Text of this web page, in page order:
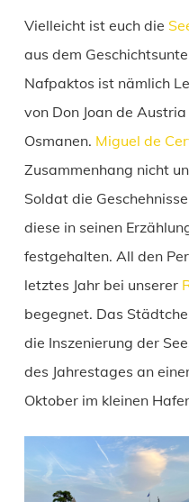
Vielleicht ist euch die
aus dem
Nafpaktos ist nämlich
von Don Joan de
Osmanen. Miguel de
Zusammenhang nicht
Soldat die
diese in seinen
festgehalten. All den
letztes Jahr bei unserer
begegnet. Das
die Inszenierung der
des Jahrestages an
Oktober im kleinen